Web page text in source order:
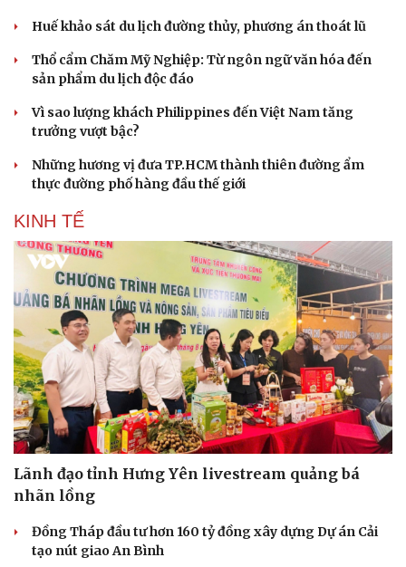
Huế khảo sát du lịch đường thủy, phương án thoát lũ
Thổ cẩm Chăm Mỹ Nghiệp: Từ ngôn ngữ văn hóa đến
sản phẩm du lịch độc đáo
Vì sao lượng khách Philippines đến Việt Nam tăng
trưởng vượt bậc?
Những hương vị đưa TP.HCM thành thiên đường ẩm
thực đường phố hàng đầu thế giới
KINH TẾ
Lãnh đạo tỉnh Hưng Yên livestream quảng bá
nhãn lồng
Đồng Tháp đầu tư hơn 160 tỷ đồng xây dựng Dự án Cải
tạo nút giao An Bình